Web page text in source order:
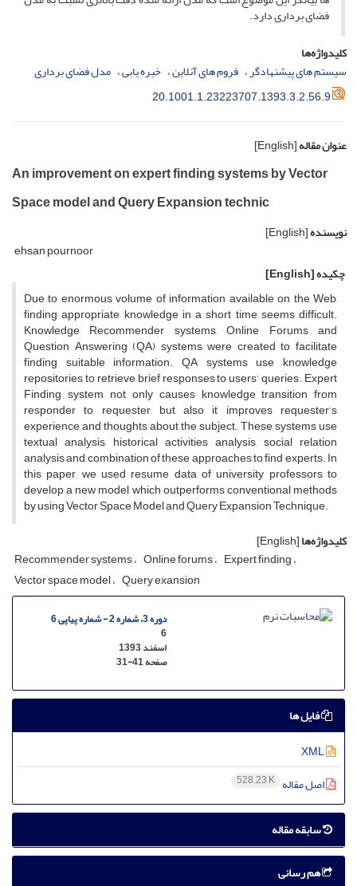
فضای برداری دارد.
کلیدواژه‌ها
سیستم های پیشنهادگر فروم های آنلاین خبره یابی مدل فضای برداری
20.1001.1.23223707.1393.3.2.56.9
عنوان مقاله[English]
An improvement on expert finding systems by Vector
Space model and Query Expansion technic
نویسنده[English]
ehsan pournoor
چکیده[English]
Due to enormous volume of information available on the Web,
finding appropriate knowledge in a short time seems difficult.
Knowledge Recommender systems, Online Forums and
Question Answering (QA) systems were created to facilitate
finding suitable information. QA systems use knowledge
repositories to retrieve brief responses to users’ queries. Expert
Finding system, not only causes knowledge transition from
responder to requester, but also it improves requester’s
experience and thoughts about the subject. These systems use
textual analysis, historical activities analysis, social relation
analysis and combination of these approaches to find experts. In
this paper, we used resume data of university professors to
develop a new model which outperforms conventional methods
by using Vector Space Model and Query Expansion Technique.
کلیدواژه‌ها[English]
Recommender systems Online forums Expert finding
Vector space model Query exansion
دوره 3، شماره 2 - شماره پیاپی 6
6
اسفند 1393
صفحه31-41
فایل ها
اصل مقاله 528.23 K
سابقه مقاله
هم رسانی